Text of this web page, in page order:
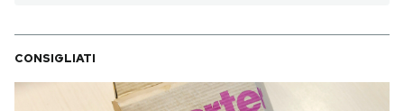
I MIEI PREFERITI
CONSIGLIATI